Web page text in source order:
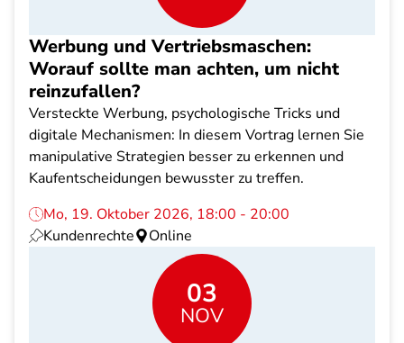
Werbung und Vertriebsmaschen:
Worauf sollte man achten, um nicht
reinzufallen?
Versteckte Werbung, psychologische Tricks und
digitale Mechanismen: In diesem Vortrag lernen Sie
manipulative Strategien besser zu erkennen und
Kaufentscheidungen bewusster zu treffen.
Mo, 19. Oktober 2026, 18:00 - 20:00
Kundenrechte
Online
03
NOV